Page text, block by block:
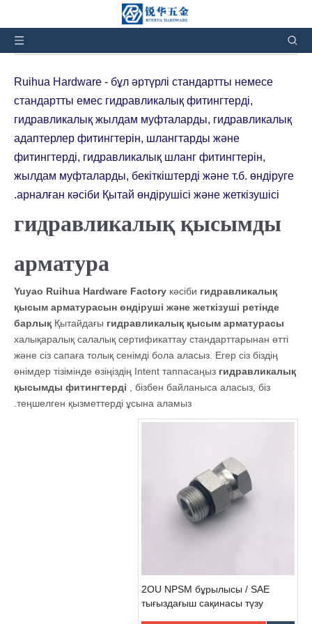
» Өнімдер »
гидравликалық арматура
Ruihua Hardware - бұл әртүрлі стандартты немесе
стандартты емес гидравликалық фитингтерді,
гидравликалық жылдам муфталарды, гидравликалық
адаптерлер фитингтерін, шлангтарды және
фитингтерді, гидравликалық шланг фитингтерін,
жылдам муфталарды, бекіткіштерді және т.б. өндіруге
арналған кәсіби Қытай өндірушісі және жеткізушісі.
гидравликалық қысымды
арматура
Yuyao Ruihua Hardware Factory кәсіби гидравликалық
қысым арматурасын өндіруші және жеткізуші ретінде
барлық Қытайдағы гидравликалық қысым арматурасы
халықаралық салалық сертификаттау стандарттарынан өтті
және сіз сапаға толық сенімді бола аласыз. Егер сіз біздің
өнімдер тізімінде өзіңіздің Intent таппасаңыз гидравликалық
қысымды фитингтерді
, бізбен байланыса аласыз, біз
теңшелген қызметтерді ұсына аламыз.
2OU NPSM бұрылысы / SAE
тығыздағыш сақинасы түзу